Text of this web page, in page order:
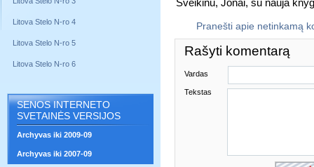
Litova Stelo N-ro 4
Litova Stelo N-ro 5
Litova Stelo N-ro 6
SENOS INTERNETO
SVETAINĖS VERSIJOS
Archyvas iki 2009-09
Archyvas iki 2007-09
Sveikinu, Jonai, su nauja
Pranešti apie netinkamą
Rašyti komentarą
Vardas
Tekstas